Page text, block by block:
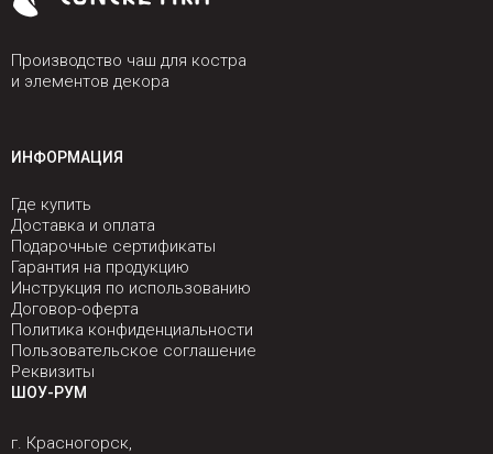
Производство чаш для костра
и элементов декора
ИНФОРМАЦИЯ
Где купить
Доставка и оплата
Подарочные сертификаты
Гарантия на продукцию
Инструкция по использованию
Договор-оферта
Политика конфиденциальности
Пользовательское соглашение
Реквизиты
ШОУ-РУМ
г. Красногорск,